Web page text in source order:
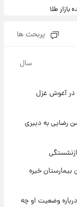
طلا
پرسپولیس اعلام
با اعداد ویژه
ایران» اعلام
پربحث ها
سال
در آغوش غزل
رضایی به دبیری
بیمارستان خیره
وضعیت او چه